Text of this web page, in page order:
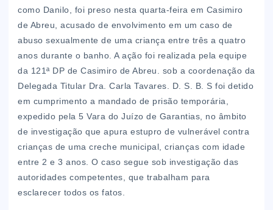
como Danilo, foi preso nesta quarta-feira em Casimiro
de Abreu, acusado de envolvimento em um caso de
abuso sexualmente de uma criança entre três a quatro
anos durante o banho. A ação foi realizada pela equipe
da 121ª DP de Casimiro de Abreu. sob a coordenação da
Delegada Titular Dra. Carla Tavares. D. S. B. S foi detido
em cumprimento a mandado de prisão temporária,
expedido pela 5 Vara do Juízo de Garantias, no âmbito
de investigação que apura estupro de vulnerável contra
crianças de uma creche municipal, crianças com idade
entre 2 e 3 anos. O caso segue sob investigação das
autoridades competentes, que trabalham para
esclarecer todos os fatos.